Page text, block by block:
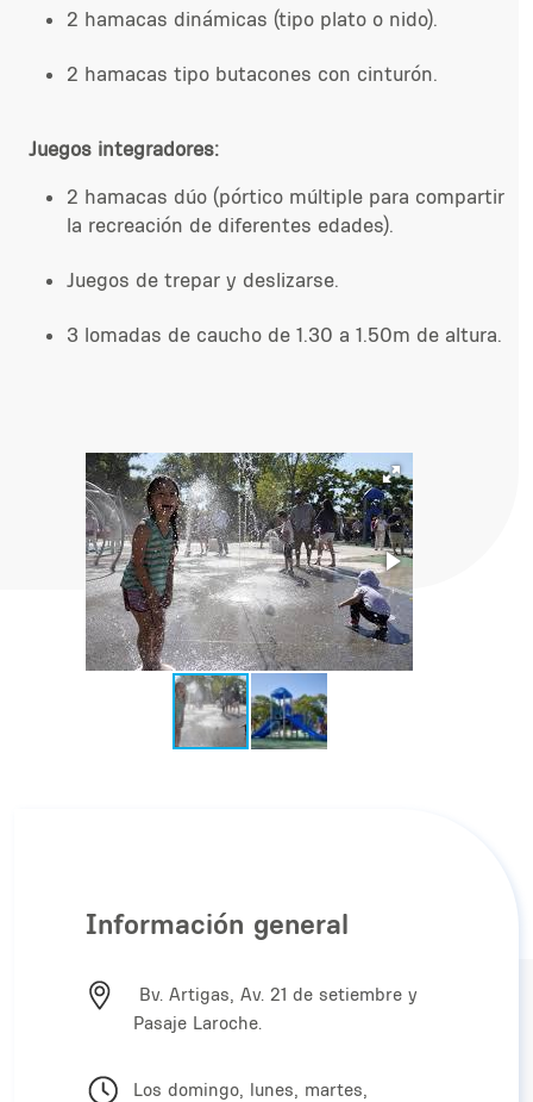
2 hamacas dinámicas (tipo plato o nido).
2 hamacas tipo butacones con cinturón.
Juegos integradores:
2 hamacas dúo (pórtico múltiple para compartir
la recreación de diferentes edades).
Juegos de trepar y deslizarse.
3 lomadas de caucho de 1.30 a 1.50m de altura.
Información general
Bv. Artigas, Av. 21 de setiembre y
Pasaje Laroche.
Los domingo, lunes, martes,